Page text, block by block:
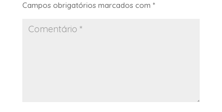
Campos obrigatórios marcados com *